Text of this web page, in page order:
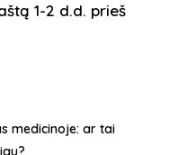
1-2 d.d. prieš
medicinoje: ar tai